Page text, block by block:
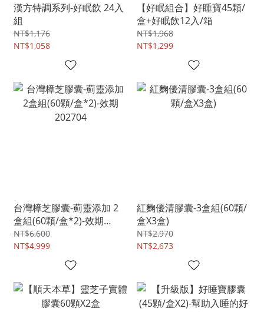
漢方特調系列-好眠飲 24入
組
NT$1,176
NT$1,058
【好眠組合】好睡寶45顆/
盒+好眠飲12入/箱
NT$1,968
NT$1,299
台灣樟芝膠囊-薊靈添加 2
盒組(60顆/盒*2)-效期
202704
NT$6,600
NT$4,999
紅麴優清膠囊-3盒組(60顆/
盒X3盒)
NT$2,970
NT$2,673